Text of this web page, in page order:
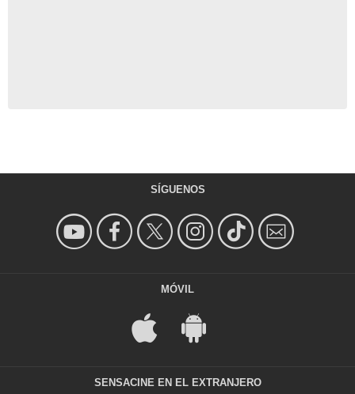
SÍGUENOS
MÓVIL
SENSACINE EN EL EXTRANJERO